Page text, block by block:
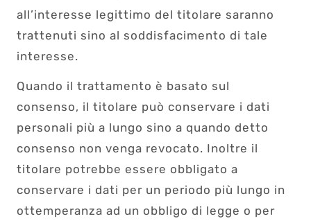
all’interesse legittimo del titolare saranno
trattenuti sino al soddisfacimento di tale
interesse.
Quando il trattamento è basato sul
consenso, il titolare può conservare i dati
personali più a lungo sino a quando detto
consenso non venga revocato. Inoltre il
titolare potrebbe essere obbligato a
conservare i dati per un periodo più lungo in
ottemperanza ad un obbligo di legge o per